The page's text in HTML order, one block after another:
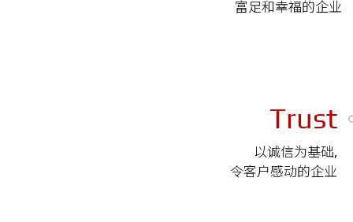
富足和幸福的企业
Trust
以诚信为基础,
令客户感动的企业